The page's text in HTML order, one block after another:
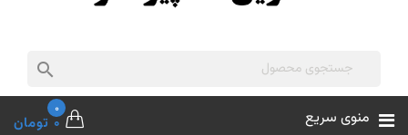

منوی سریع 0
0 تومان